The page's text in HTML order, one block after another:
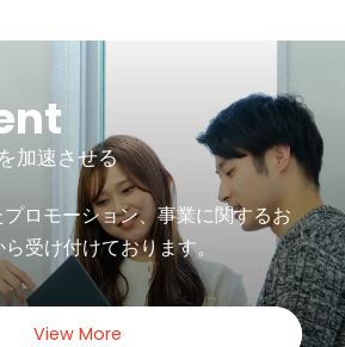
加速させる
ロモーション、事業に関するお
受け付けております。
View More